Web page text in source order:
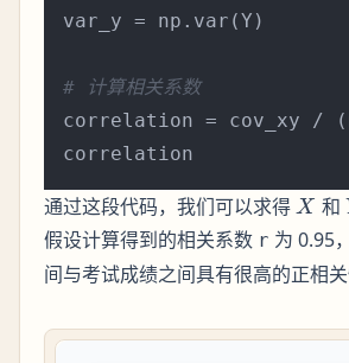
var_y = np.var(Y)
# 计算相关系数
correlation = cov_xy /
通过这段代码，我们可以求得 X
X 和
假设计算得到的相关系数 r 为 0.95
间与考试成绩之间具有很高的正相关